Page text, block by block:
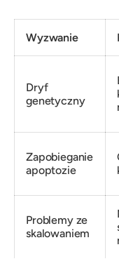
Wyzwanie
Dryf
genetyczny
Zapobieganie
apoptozie
Problemy ze
skalowaniem